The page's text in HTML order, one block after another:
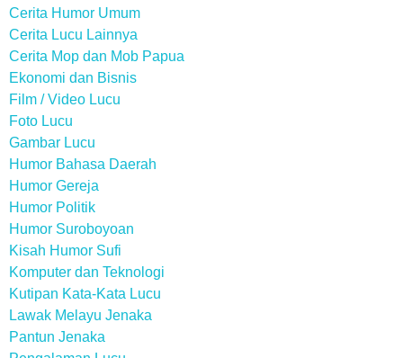
Cerita Humor Umum
Cerita Lucu Lainnya
Cerita Mop dan Mob Papua
Ekonomi dan Bisnis
Film / Video Lucu
Foto Lucu
Gambar Lucu
Humor Bahasa Daerah
Humor Gereja
Humor Politik
Humor Suroboyoan
Kisah Humor Sufi
Komputer dan Teknologi
Kutipan Kata-Kata Lucu
Lawak Melayu Jenaka
Pantun Jenaka